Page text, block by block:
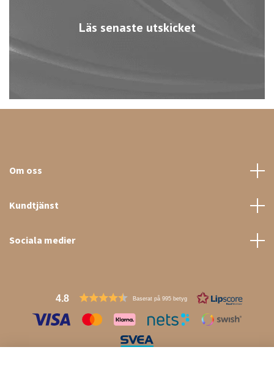
Läs senaste utskicket
Om oss
Kundtjänst
Sociala medier
4.8 Baserat på 995 betyg